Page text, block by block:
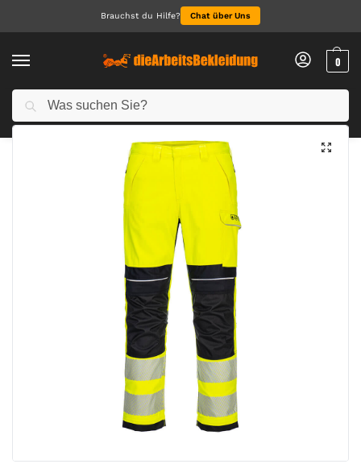
Brauchst du Hilfe? Chat über Uns
0
Start Arbeitskleidung Herren